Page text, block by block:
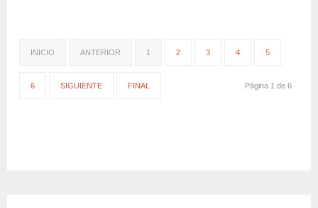
INICIO ANTERIOR 1 2 3 4 5
6 SIGUIENTE FINAL Página 1 de 6